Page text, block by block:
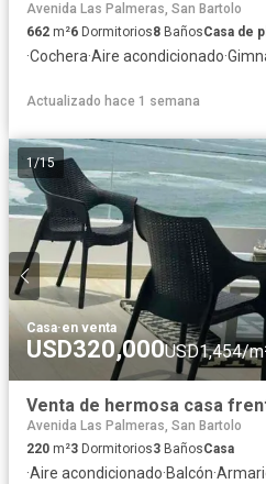
Avenida Las Palmeras, San Bartolo
662 m²6 Dormitorios8 BañosCasa de
·Cochera·Aire acondicionado·
Actualizado hace 1 semana
1/15
Casa·en venta
USD320,000USD1,454/
Avenida Las Palmeras, San Bartolo
220 m²3 Dormitorios3 BañosCasa
·Aire acondicionado·Balcón·